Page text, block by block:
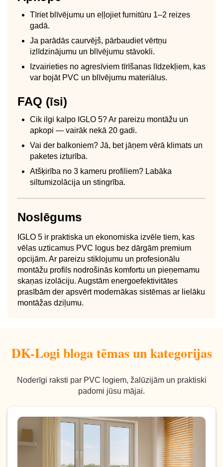
Tīriet blīvējumu un eļļojiet furnitūru 1–2 reizes
gadā.
Ja parādās caurvējš, pārbaudiet vērtņu
izlīdzinājumu un blīvējumu stāvokli.
Izvairieties no agresīviem tīrīšanas līdzekļiem, kas
var bojāt PVC un blīvējumu materiālus.
FAQ (īsi)
Cik ilgi kalpo IGLO 5? Ar pareizu montāžu un
apkopi — vairāk nekā 20 gadi.
Vai der balkoniem? Jā, bet jāņem vērā klimats un
paketes izturība.
Atšķirība no 3 kameru profiliem? Labāka
siltumizolācija un stingrība.
Noslēgums
IGLO 5 ir praktiska un ekonomiska izvēle tiem, kas
vēlas uzticamus PVC logus bez dārgām premium
opcijām. Ar pareizu stiklojumu un profesionālu
montāžu profils nodrošinās komfortu un pieņemamu
skaņas izolāciju. Augstām energoefektivitātes
prasībām der apsvērt modernākas sistēmas ar lielāku
montāžas dziļumu.
DK-Logi bloga tēmas un kategorijas
Noderīgi raksti par PVC logiem, žalūzijām un praktiski
padomi jūsu mājai.